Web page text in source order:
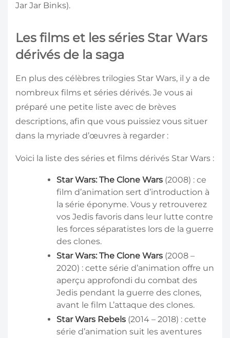
Jar Jar Binks).
Les films et les séries Star Wars
dérivés de la saga
En plus des célèbres trilogies Star Wars, il y a de
nombreux films et séries dérivés. Je vous ai
préparé une petite liste avec de brèves
descriptions, afin que vous puissiez vous situer
dans la myriade d’œuvres à regarder :
Voici la liste des séries et films dérivés Star Wars :
Star Wars: The Clone Wars (2008) : ce
film d’animation sert d’introduction à
la série éponyme. Vous y retrouverez
vos Jedis favoris dans leur lutte contre
les forces séparatistes lors de la guerre
des clones.
Star Wars: The Clone Wars (2008 –
2020) : cette série d’animation offre un
aperçu approfondi du combat des
Jedis pendant la guerre des clones,
avant le film L’attaque des clones.
Star Wars Rebels (2014 – 2018) : cette
série d’animation suit les aventures